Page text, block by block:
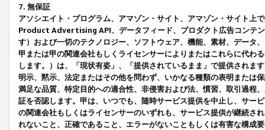
7. 無保証
アソシエイト・プログラム、アマゾン・サイト、アマゾン・サイト上
Product Advertising API、データフィード、プロダクト広告コンテ
す）および一切のテクノロジー、ソフトウェア、機能、素材、データ
甲または甲の関連会社もしくライセンサーによりまたはこれらに代わ
します。）は、「現状有姿」、「提供されているまま」で提供されま
明示、黙示、法定またはその他を問わず、いかなる種類の表明または
満足な品質、特定目的への適合性、非侵害および法、慣習、取引過程
証を否認します。甲は、いつでも、随時サービス提供を中止し、サー
の関連会社もしくはライセンサーのいずれも、サービス提供が継続さ
れないこと、正確であること、エラーがないこともしくは有害な構成